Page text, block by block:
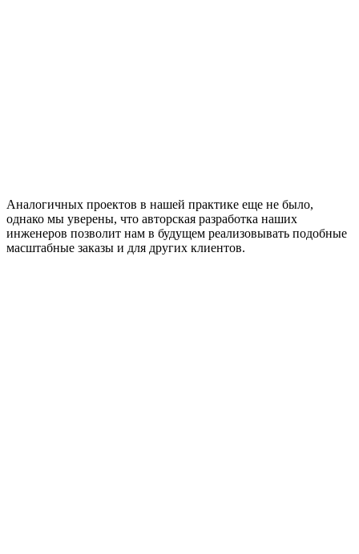
Аналогичных проектов в нашей практике еще не было,
однако мы уверены, что авторская разработка наших
инженеров позволит нам в будущем реализовывать подобные
масштабные заказы и для других клиентов.